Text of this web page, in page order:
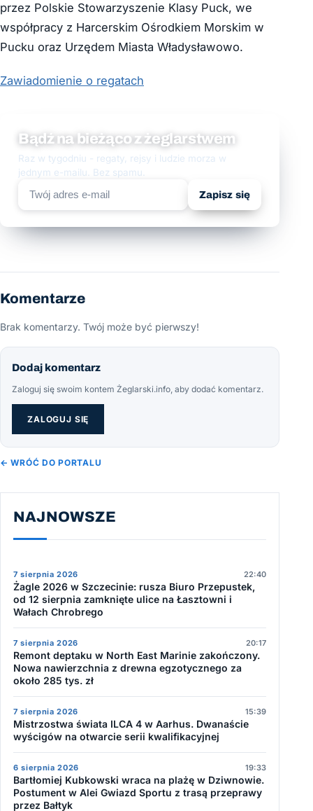
przez Polskie Stowarzyszenie Klasy Puck, we
współpracy z Harcerskim Ośrodkiem Morskim w
Pucku oraz Urzędem Miasta Władysławowo.
Zawiadomienie o regatach
Bądź na bieżąco z żeglarstwem
Raz w tygodniu - regaty, rejsy i ludzie morza w
jednym e-mailu. Bez spamu.
Zapisz się
Komentarze
Brak komentarzy. Twój może być pierwszy!
Dodaj komentarz
Zaloguj się swoim kontem Żeglarski.info, aby dodać komentarz.
ZALOGUJ SIĘ
← WRÓĆ DO PORTALU
NAJNOWSZE
7 sierpnia 2026 22:40
Żagle 2026 w Szczecinie: rusza Biuro Przepustek,
od 12 sierpnia zamknięte ulice na Łasztowni i
Wałach Chrobrego
7 sierpnia 2026 20:17
Remont deptaku w North East Marinie zakończony.
Nowa nawierzchnia z drewna egzotycznego za
około 285 tys. zł
7 sierpnia 2026 15:39
Mistrzostwa świata ILCA 4 w Aarhus. Dwanaście
wyścigów na otwarcie serii kwalifikacyjnej
6 sierpnia 2026 19:33
Bartłomiej Kubkowski wraca na plażę w Dziwnowie.
Postument w Alei Gwiazd Sportu z trasą przeprawy
przez Bałtyk